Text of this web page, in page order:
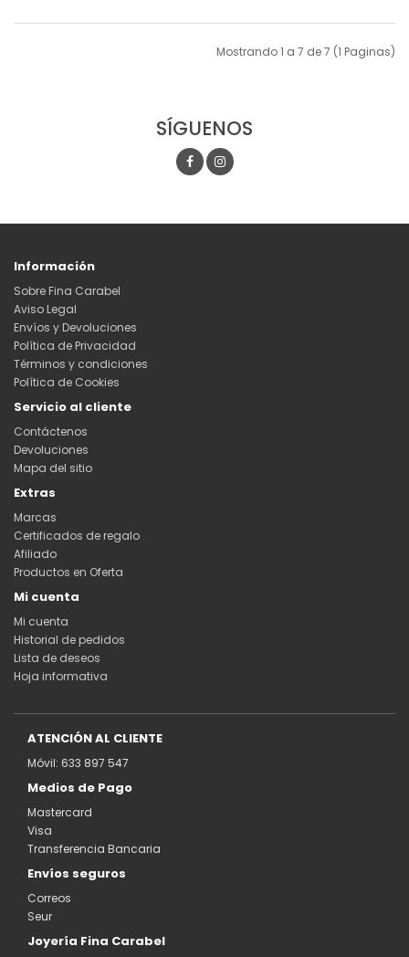
Mostrando 1 a 7 de 7 (1 Paginas)
SÍGUENOS
Información
Sobre Fina Carabel
Aviso Legal
Envíos y Devoluciones
Política de Privacidad
Términos y condiciones
Política de Cookies
Servicio al cliente
Contáctenos
Devoluciones
Mapa del sitio
Extras
Marcas
Certificados de regalo
Afiliado
Productos en Oferta
Mi cuenta
Mi cuenta
Historial de pedidos
Lista de deseos
Hoja informativa
ATENCIÓN AL CLIENTE
Móvil: 633 897 547
Medios de Pago
Mastercard
Visa
Transferencia Bancaria
Envíos seguros
Correos
Seur
Joyería Fina Carabel